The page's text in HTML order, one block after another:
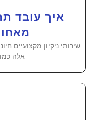
איך עובד
שירותי ניקיון מקצועיים
אלה